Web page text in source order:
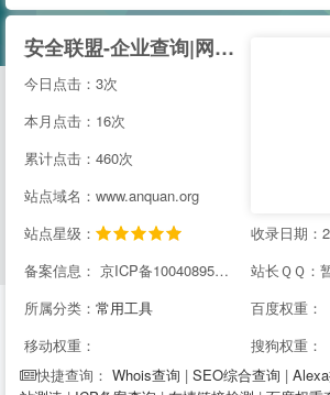
安全联盟-企业查询|网站查询|曝光查询|企业工商查询|企业信用查询|企业失信记录|大数据企业信用平台。
今日点击：3次
本月点击：16次
累计点击：460次
站点域名：www.anquan.org
站点星级：
收录日期：
备案信息： 京ICP备10040895号-39
站长ＱＱ：
所属分类： 常用工具
百度权重：
移动权重：
搜狗权重：
快捷查询： Whois查询 | SEO综合查询 |